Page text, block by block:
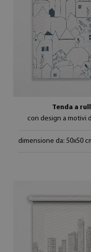
Tenda a
con design a motivi
dimensione da: 50x50